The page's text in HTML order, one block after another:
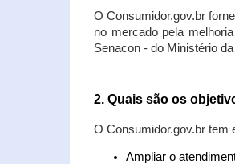
O Consumidor.gov.br
no mercado pela
Senacon - do Ministério
2. Quais são os
O Consumidor.gov.br tem
Ampliar o